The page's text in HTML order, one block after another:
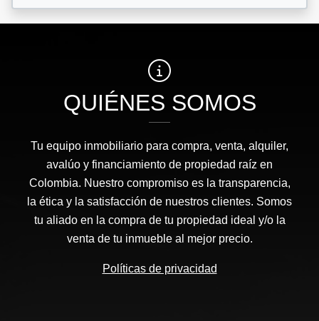
QUIÉNES SOMOS
Tu equipo inmobiliario para compra, venta, alquiler,
avalúo y financiamiento de propiedad raíz en
Colombia. Nuestro compromiso es la transparencia,
la ética y la satisfacción de nuestros clientes. Somos
tu aliado en la compra de tu propiedad ideal y/o la
venta de tu inmueble al mejor precio.
Políticas de privacidad